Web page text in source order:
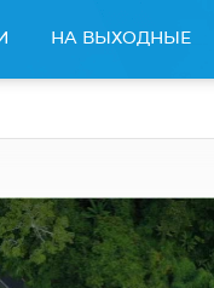
НА ВЫХОДНЫЕ